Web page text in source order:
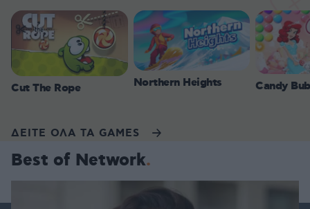
Cut The Rope Northern Heights Candy
ΔΕΙΤΕ ΟΛΑ ΤΑ GAMES
Best of Network